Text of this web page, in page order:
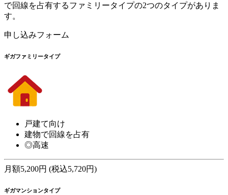
で回線を占有するファミリータイプの2つのタイプがありま
す。
申し込みフォーム
ギガファミリータイプ
戸建て向け
建物で回線を占有
◎高速
月額5,200円 (税込5,720円)
ギガマンションタイプ